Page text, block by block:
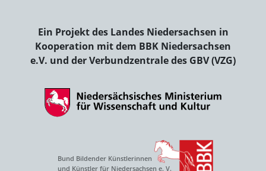
Ein Projekt des Landes Niedersachsen in
Kooperation mit dem BBK Niedersachsen
e.V. und der Verbundzentrale des GBV (VZG)
Bund Bildender Künstlerinnen
und Künstler für Niedersachsen e. V.